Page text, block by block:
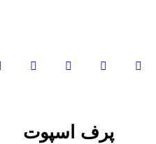
پرف اسپوت